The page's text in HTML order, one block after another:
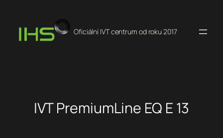
obsah
Oficiální IVT centrum od roku 2017
IVT PremiumLine EQ E 13